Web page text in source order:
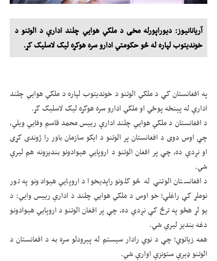
آریانانیوز: دیوراپورله مخی د ملکي هوايي چلند ادارې د الوتنو د
خوندیتوب لپاره له څو حکومتي ادارو سره هوکړه لیک لاسلیک کړ.
په افغانستان کې د ملکي الوتنو د خوندیتوب لپاره د ملکي هوايي چلند
ادارې له پېنځه پوځي او ملکي ادارو سره هوکړه لیک لاسلیک کړ.
د افغانستان د ملکي هوايي چلند ادارې رييس محمد قاسم وفايي ويلي،
چې اوس دوی د افغانستان پر الوتنو د ایکو سازمان باور را ژوندی کړی
او نږدې ده، چې پر افغان الوتنو د اروپايي هېوادونو بندیزونه هم لیرې
شي.
د افغانستان الوتنې له څو کلونو راپدیخوا د اروپايي هېوادونو په تور
نوملړ کې راغلې؛ خو اوس د ملکي هوایي چلند د ادارې رییس وايي: د
یو لړ هڅو په ترڅ کې نږدې ده، چې پر افغان الوتنو د اروپايي هېوادونو
دغه بندیز لیرې شي.
هغه زیاتوي؛ چې د نوي رادار سیستم له پېرودلو سره به د افغانستان د
الوتنو ډېرې ستونزې اوارې شي.